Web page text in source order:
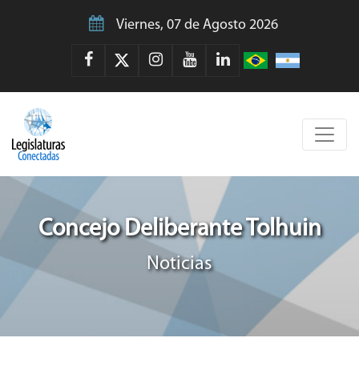
Viernes, 07 de Agosto 2026
Concejo Deliberante Tolhuin
Noticias